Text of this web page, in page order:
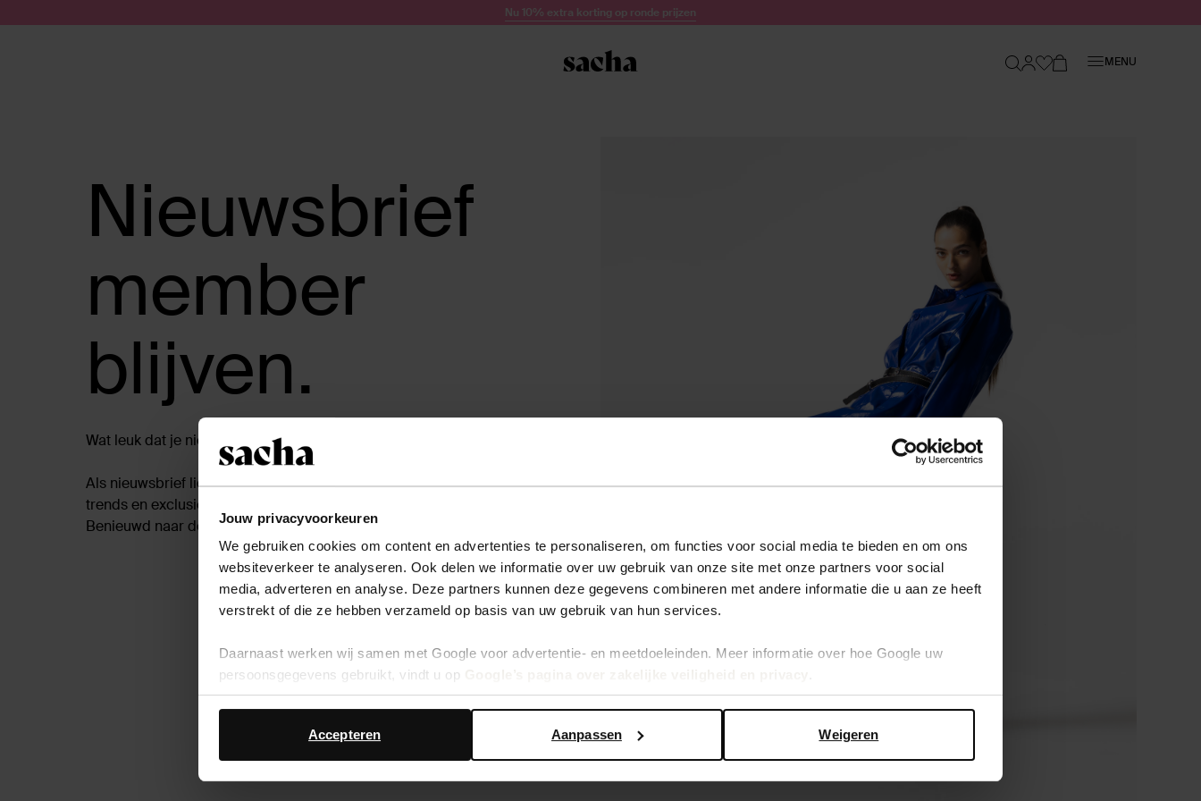
Jouw privacyvoorkeuren
We gebruiken cookies om content en advertenties te personaliseren, om functies voor social media te bieden en om ons
websiteverkeer te analyseren. Ook delen we informatie over uw gebruik van onze site met onze partners voor social
media, adverteren en analyse. Deze partners kunnen deze gegevens combineren met andere informatie die u aan ze heeft
verstrekt of die ze hebben verzameld op basis van uw gebruik van hun services.
Daarnaast werken wij samen met Google voor advertentie- en meetdoeleinden. Meer informatie over hoe Google uw
persoonsgegevens gebruikt, vindt u op
Weigeren
Aanpassen
Accepteren
Nu 10% extra korting op ronde prijzen
MENU
Nieuwsbrief
member
blijven.
Wat leuk dat je nieuwsbrief lid wilt blijven!
Als nieuwsbrief lid ben je altijd als eerste op de hoogte van de laatste
trends en exclusieve acties. Welke fashion liefhebber wilt dat nou niet!?
Benieuwd naar de nieuwste collectie met iconische modellen?
Shop collectie